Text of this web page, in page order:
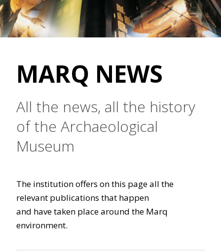
MARQ NEWS
All the news, all the history
of the Archaeological
Museum
The institution offers on this page all the
relevant publications that happen
and have taken place around the Marq
environment.